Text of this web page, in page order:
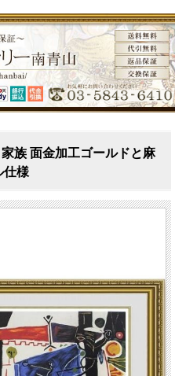
族 面金加工ゴールドと麻
仕様